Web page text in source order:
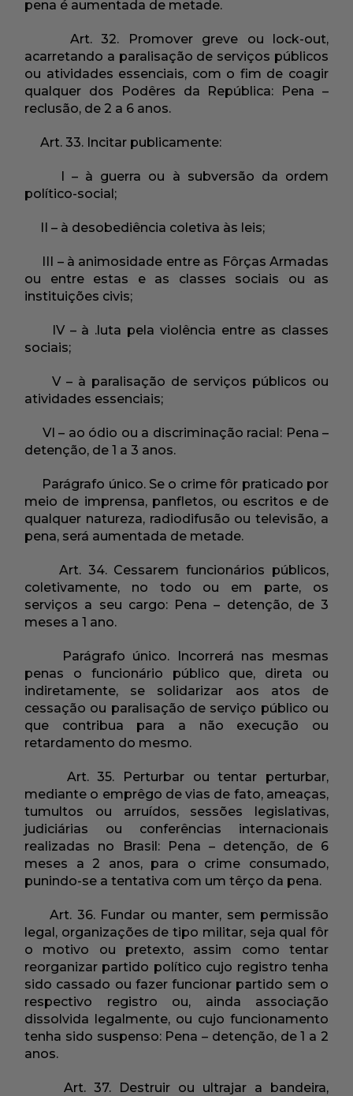
pena é aumentada de metade.
Art. 32. Promover greve ou lock-out,
acarretando a paralisação de serviços públicos
ou atividades essenciais, com o fim de coagir
qualquer dos Podêres da República: Pena –
reclusão, de 2 a 6 anos.
Art. 33. Incitar publicamente:
I – à guerra ou à subversão da ordem
político-social;
II – à desobediência coletiva às leis;
III – à animosidade entre as Fôrças Armadas
ou entre estas e as classes sociais ou as
instituições civis;
IV – à .luta pela violência entre as classes
sociais;
V – à paralisação de serviços públicos ou
atividades essenciais;
VI – ao ódio ou a discriminação racial: Pena –
detenção, de 1 a 3 anos.
Parágrafo único. Se o crime fôr praticado por
meio de imprensa, panfletos, ou escritos e de
qualquer natureza, radiodifusão ou televisão, a
pena, será aumentada de metade.
Art. 34. Cessarem funcionários públicos,
coletivamente, no todo ou em parte, os
serviços a seu cargo: Pena – detenção, de 3
meses a 1 ano.
Parágrafo único. Incorrerá nas mesmas
penas o funcionário público que, direta ou
indiretamente, se solidarizar aos atos de
cessação ou paralisação de serviço público ou
que contribua para a não execução ou
retardamento do mesmo.
Art. 35. Perturbar ou tentar perturbar,
mediante o emprêgo de vias de fato, ameaças,
tumultos ou arruídos, sessões legislativas,
judiciárias ou conferências internacionais
realizadas no Brasil: Pena – detenção, de 6
meses a 2 anos, para o crime consumado,
punindo-se a tentativa com um têrço da pena.
Art. 36. Fundar ou manter, sem permissão
legal, organizações de tipo militar, seja qual fôr
o motivo ou pretexto, assim como tentar
reorganizar partido político cujo registro tenha
sido cassado ou fazer funcionar partido sem o
respectivo registro ou, ainda associação
dissolvida legalmente, ou cujo funcionamento
tenha sido suspenso: Pena – detenção, de 1 a 2
anos.
Art. 37. Destruir ou ultrajar a bandeira,